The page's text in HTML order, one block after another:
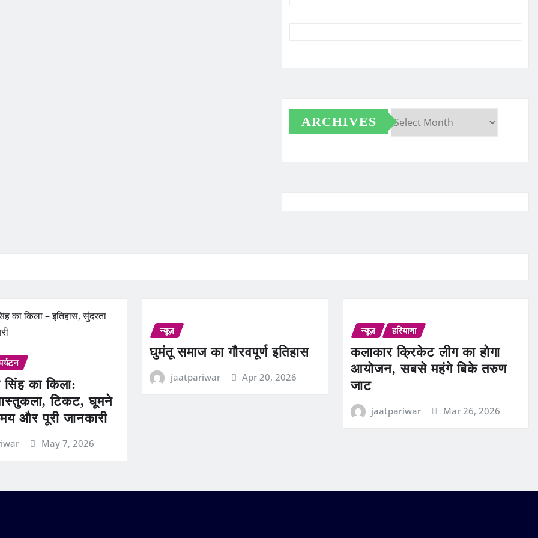
ARCHIVES
सिंह का किला:
टिकट, घूमने
और पूरी जानकारी
May 7, 2026
न्यूज़
घुमंतू समाज का गौरवपूर्ण इतिहास
jaatpariwar Apr 20, 2026
न्यूज़ हरियाणा
कलाकार क्रिकेट लीग का होगा
आयोजन, सबसे महंगे बिके तरुण
जाट
jaatpariwar Mar 26, 2026